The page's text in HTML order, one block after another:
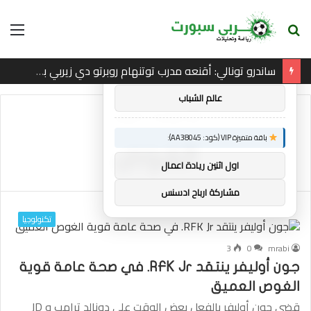
بحث
ساندرو تونالي: أقنعه مدرب توتنهام روبرتو دي زيربي بسرعة بالتوقيع
الرئيسية/الغوص
الغوص
تكنولوجيا
mrabi
0
3
جون أوليفر ينتقد RFK Jr. في صحة عامة قوية
الغوص العميق
قضى جون أوليفر بالفعل بعض الوقت على دونالد ترامب و JD
توصيات :
باقة متميزة VIP (كود: AA86842):
عالم الشباب
باقة متميزة VIP (كود: AA38045):
اول اثنين ريادة اعمال
مشاركة ارباح ادسنس